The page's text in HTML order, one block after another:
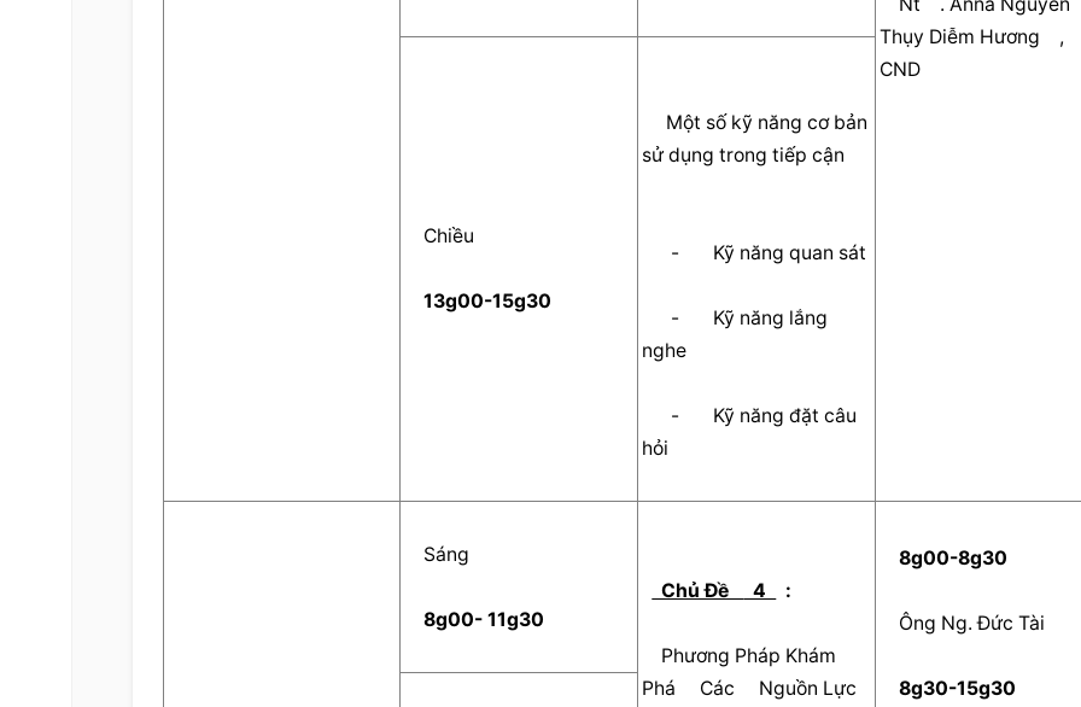
Thụy Diễm Hương    ,
CND
    Chiều
  13g00-15g30
sử dụng trong tiếp cận
nghe
hỏi
    Sáng
  8g00- 11g30
  Chủ Đề
  4
  :
Phá     Các     Nguồn Lực
  8g00-8g30
    Ông Ng. Đức Tài
  8g30-15g30